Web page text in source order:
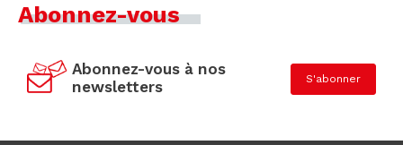
Abonnez-vous
Abonnez-vous à nos
newsletters
S'abonner